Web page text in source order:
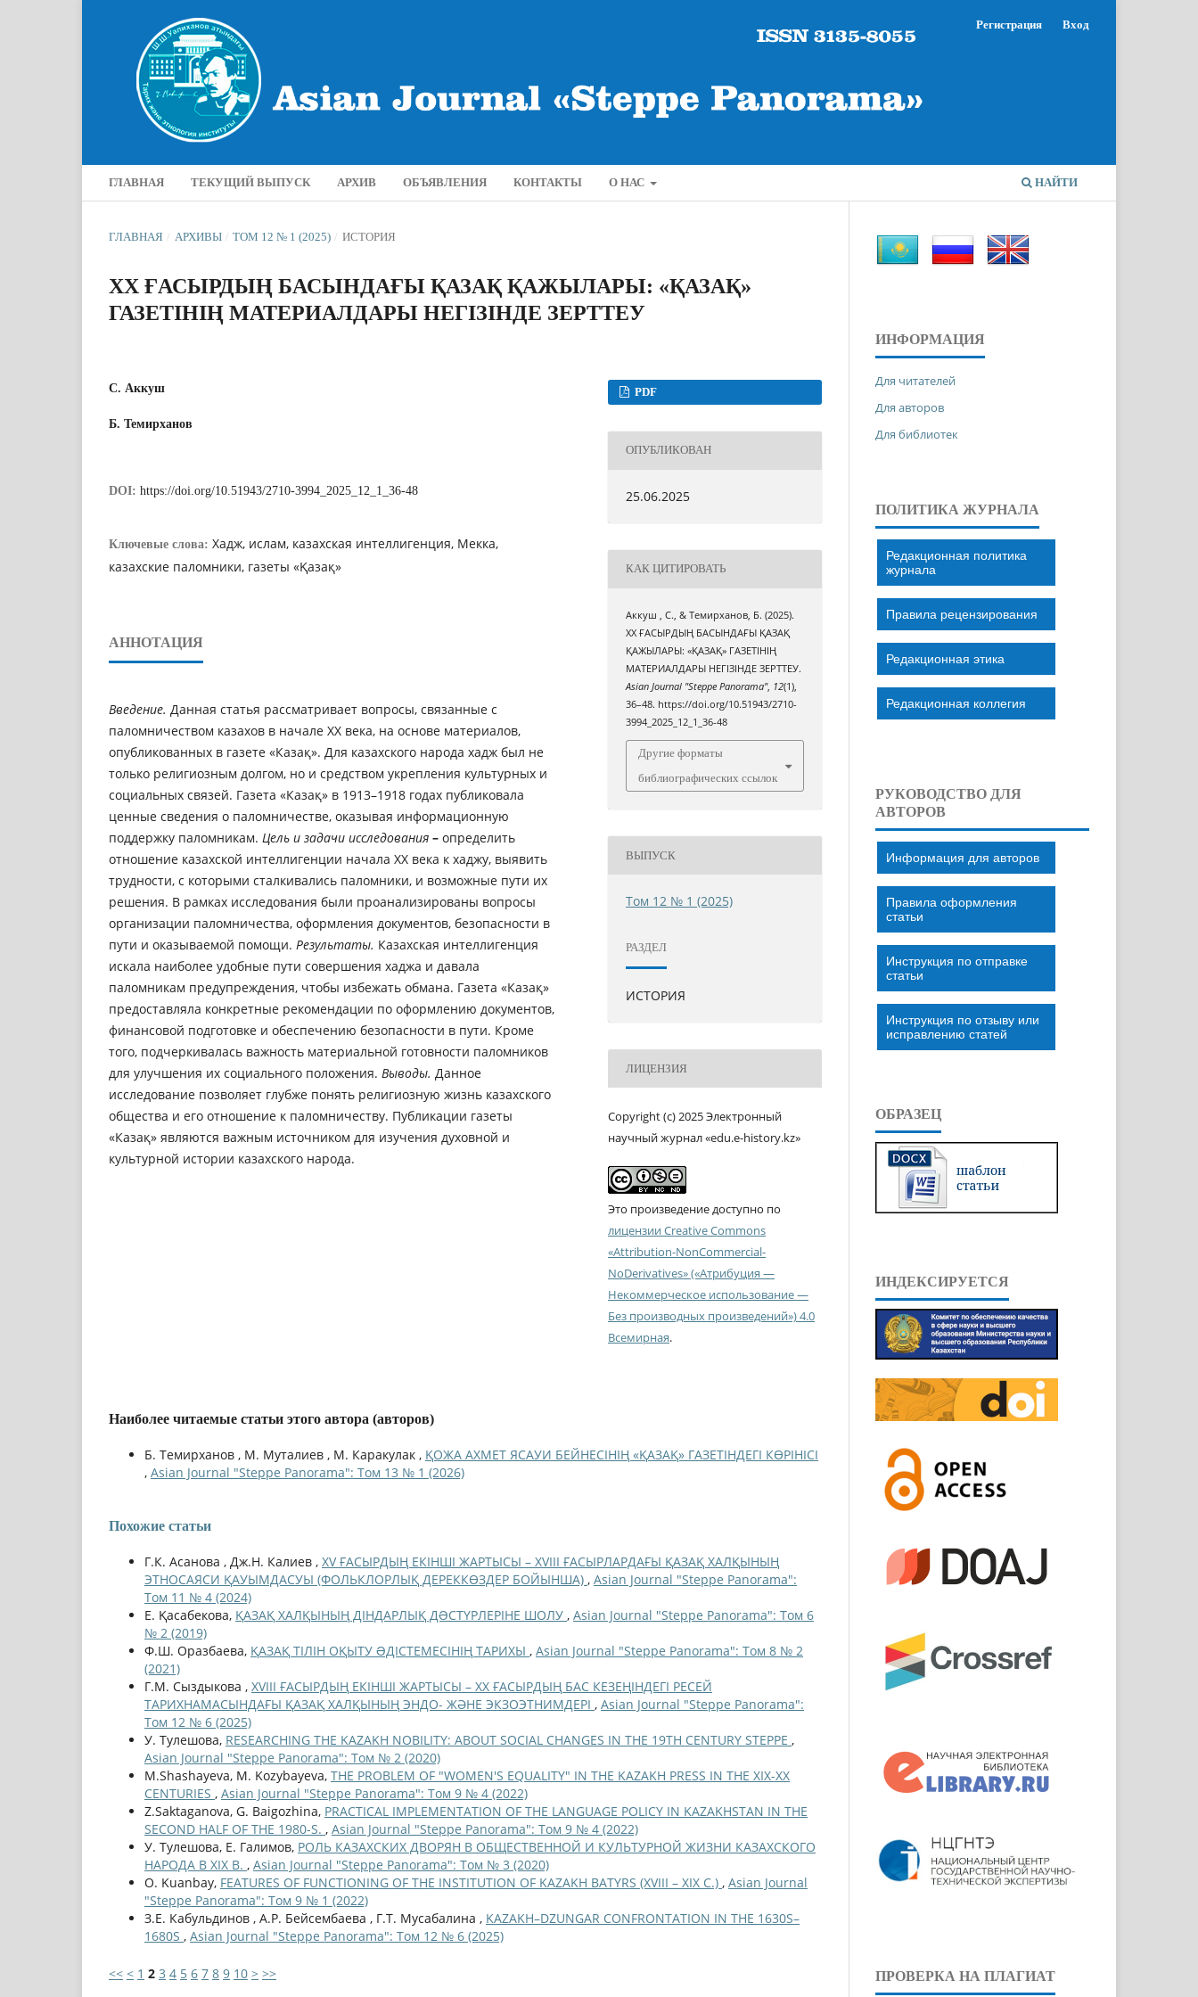
ГЛАВНАЯ ТЕКУЩИЙ ВЫПУСК АРХИВ ОБЪЯВЛЕНИЯ КОНТАКТЫ О НАС НАЙТИ
Регистрация Вход
ГЛАВНАЯ / АРХИВЫ / ТОМ 12 № 1 (2025) / ИСТОРИЯ
ХХ ҒАСЫРДЫҢ БАСЫНДАҒЫ ҚАЗАҚ ҚАЖЫЛАРЫ: «ҚАЗАҚ»
ГАЗЕТІНІҢ МАТЕРИАЛДАРЫ НЕГІЗІНДЕ ЗЕРТТЕУ
С. Аккуш
Б. Темирханов
DOI: https://doi.org/10.51943/2710-3994_2025_12_1_36-48
Ключевые слова: Хадж, ислам, казахская интеллигенция, Мекка,
казахские паломники, газеты «Қазақ»
АННОТАЦИЯ
Введение. Данная статья рассматривает вопросы, связанные с
паломничеством казахов в начале XX века, на основе материалов,
опубликованных в газете «Казақ». Для казахского народа хадж был не
только религиозным долгом, но и средством укрепления культурных и
социальных связей. Газета «Казақ» в 1913–1918 годах публиковала
ценные сведения о паломничестве, оказывая информационную
поддержку паломникам. Цель и задачи исследования – определить
отношение казахской интеллигенции начала XX века к хаджу, выявить
трудности, с которыми сталкивались паломники, и возможные пути их
решения. В рамках исследования были проанализированы вопросы
организации паломничества, оформления документов, безопасности в
пути и оказываемой помощи. Результаты. Казахская интеллигенция
искала наиболее удобные пути совершения хаджа и давала
паломникам предупреждения, чтобы избежать обмана. Газета «Казақ»
предоставляла конкретные рекомендации по оформлению документов,
финансовой подготовке и обеспечению безопасности в пути. Кроме
того, подчеркивалась важность материальной готовности паломников
для улучшения их социального положения. Выводы. Данное
исследование позволяет глубже понять религиозную жизнь казахского
общества и его отношение к паломничеству. Публикации газеты
«Казақ» являются важным источником для изучения духовной и
культурной истории казахского народа.
PDF
ОПУБЛИКОВАН
25.06.2025
КАК ЦИТИРОВАТЬ
Аккуш , С., & Темирханов, Б. (2025).
ХХ ҒАСЫРДЫҢ БАСЫНДАҒЫ ҚАЗАҚ
ҚАЖЫЛАРЫ: «ҚАЗАҚ» ГАЗЕТІНІҢ
МАТЕРИАЛДАРЫ НЕГІЗІНДЕ ЗЕРТТЕУ.
Asian Journal "Steppe Panorama", 12(1),
36–48. https://doi.org/10.51943/2710-
3994_2025_12_1_36-48
Другие форматы
библиографических ссылок
ВЫПУСК
Том 12 № 1 (2025)
РАЗДЕЛ
ИСТОРИЯ
ЛИЦЕНЗИЯ
Copyright (c) 2025 Электронный
научный журнал «edu.e-history.kz»
Это произведение доступно по
лицензии Creative Commons
«Attribution-NonCommercial-
NoDerivatives» («Атрибуция —
Некоммерческое использование —
Без производных произведений») 4.0
Всемирная.
Наиболее читаемые статьи этого автора (авторов)
Б. Темирханов , М. Муталиев , М. Каракулак , ҚОЖА АХМЕТ ЯСАУИ БЕЙНЕСІНІҢ «ҚАЗАҚ» ГАЗЕТІНДЕГІ КӨРІНІСІ
, Asian Journal "Steppe Panorama": Том 13 № 1 (2026)
Похожие статьи
Г.К. Асанова , Дж.Н. Калиев , XV ҒАСЫРДЫҢ ЕКІНШІ ЖАРТЫСЫ – XVIII ҒАСЫРЛАРДАҒЫ ҚАЗАҚ ХАЛҚЫНЫҢ
ЭТНОСАЯСИ ҚАУЫМДАСУЫ (ФОЛЬКЛОРЛЫҚ ДЕРЕККӨЗДЕР БОЙЫНША) , Asian Journal "Steppe Panorama":
Том 11 № 4 (2024)
Е. Қасабекова, ҚАЗАҚ ХАЛҚЫНЫҢ ДІНДАРЛЫҚ ДƏСТҮРЛЕРІНЕ ШОЛУ , Asian Journal "Steppe Panorama": Том 6
№ 2 (2019)
Ф.Ш. Оразбаева, ҚАЗАҚ ТІЛІН ОҚЫТУ ƏДІСТЕМЕСІНІҢ ТАРИХЫ , Asian Journal "Steppe Panorama": Том 8 № 2
(2021)
Г.М. Сыздыкова , XVIII ҒАСЫРДЫҢ ЕКІНШІ ЖАРТЫСЫ – XX ҒАСЫРДЫҢ БАС КЕЗЕҢІНДЕГІ РЕСЕЙ
ТАРИХНАМАСЫНДАҒЫ ҚАЗАҚ ХАЛҚЫНЫҢ ЭНДО- ЖӘНЕ ЭКЗОЭТНИМДЕРІ , Asian Journal "Steppe Panorama":
Том 12 № 6 (2025)
У. Тулешова, RESEARCHING THE KAZAKH NOBILITY: ABOUT SOCIAL CHANGES IN THE 19TH CENTURY STEPPE ,
Asian Journal "Steppe Panorama": Том № 2 (2020)
M.Shashayeva, M. Kozybayeva, THE PROBLEM OF "WOMEN'S EQUALITY" IN THE KAZAKH PRESS IN THE XIX-XX
CENTURIES , Asian Journal "Steppe Panorama": Том 9 № 4 (2022)
Z.Saktaganova, G. Baigozhina, PRACTICAL IMPLEMENTATION OF THE LANGUAGE POLICY IN KAZAKHSTAN IN THE
SECOND HALF OF THE 1980-S. , Asian Journal "Steppe Panorama": Том 9 № 4 (2022)
У. Тулешова, Е. Галимов, РОЛЬ КАЗАХСКИХ ДВОРЯН В ОБЩЕСТВЕННОЙ И КУЛЬТУРНОЙ ЖИЗНИ КАЗАХСКОГО
НАРОДА В XIX В. , Asian Journal "Steppe Panorama": Том № 3 (2020)
O. Kuanbay, FEATURES OF FUNCTIONING OF THE INSTITUTION OF KAZAKH BATYRS (XVIII – XIX С.) , Asian Journal
"Steppe Panorama": Том 9 № 1 (2022)
З.Е. Кабульдинов , А.Р. Бейсембаева , Г.Т. Мусабалина , KAZAKH–DZUNGAR CONFRONTATION IN THE 1630S–
1680S , Asian Journal "Steppe Panorama": Том 12 № 6 (2025)
<< < 1 2 3 4 5 6 7 8 9 10 > >>
ИНФОРМАЦИЯ
Для читателей
Для авторов
Для библиотек
ПОЛИТИКА ЖУРНАЛА
Редакционная политика
журнала
Правила рецензирования
Редакционная этика
Редакционная коллегия
РУКОВОДСТВО ДЛЯ
АВТОРОВ
Информация для авторов
Правила оформления
статьи
Инструкция по отправке
статьи
Инструкция по отзыву или
исправлению статей
ОБРАЗЕЦ
ИНДЕКСИРУЕТСЯ
ПРОВЕРКА НА ПЛАГИАТ